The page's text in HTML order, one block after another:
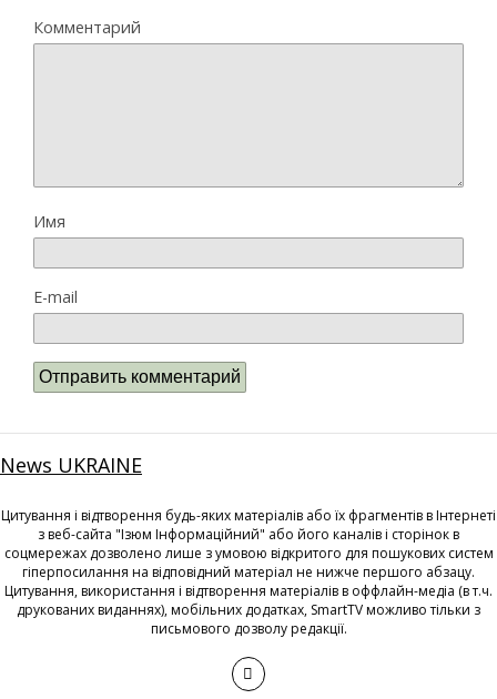
Комментарий
Имя
E-mail
News UKRAINE
Цитування і відтворення будь-яких матеріалів або їх фрагментів в Інтернеті
з веб-сайта "Ізюм Інформаційний" або його каналів і сторінок в
соцмережах дозволено лише з умовою відкритого для пошукових систем
гіперпосилання на відповідний матеріал не нижче першого абзацу.
Цитування, використання і відтворення матеріалів в оффлайн-медіа (в т.ч.
друкованих виданнях), мобільних додатках, SmartTV можливо тільки з
письмового дозволу редакції.